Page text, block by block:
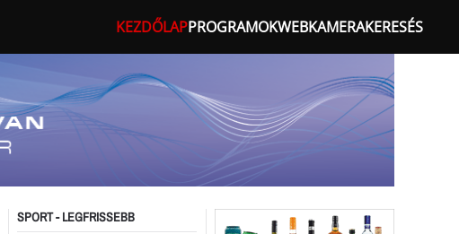
KEZDŐLAPPROGRAMOKWEBKAMERAKERESÉS
SPORT - LEGFRISSEBB